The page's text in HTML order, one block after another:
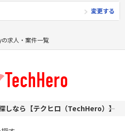
求人・案件一覧
より多くの社員からアイデアや意
ョンが上がり、尚且つ多くのお客
ざましく、あっという間に家庭
持つに至りました。さらにネッ
ゲームを作ってください。
スの開発経験4年以上
変更する
しなら【テクヒロ（TechHero）】